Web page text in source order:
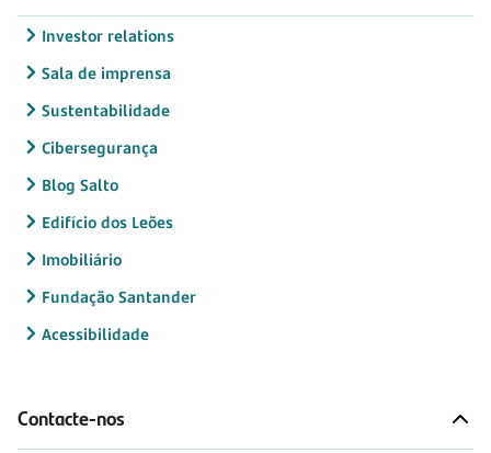
Investor relations
Sala de imprensa
Sustentabilidade
Cibersegurança
Blog Salto
Edifício dos Leões
Imobiliário
Fundação Santander
Acessibilidade
Contacte-nos